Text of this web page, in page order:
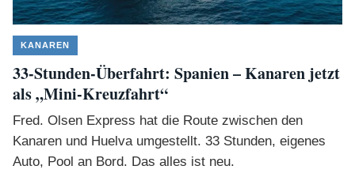
KANAREN
33-Stunden-Überfahrt: Spanien – Kanaren jetzt
als „Mini-Kreuzfahrt“
Fred. Olsen Express hat die Route zwischen den
Kanaren und Huelva umgestellt. 33 Stunden, eigenes
Auto, Pool an Bord. Das alles ist neu.